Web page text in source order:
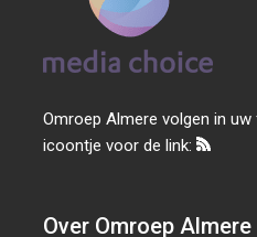
Omroep Almere volgen in
icoontje voor de link:
Over Omroep Almere